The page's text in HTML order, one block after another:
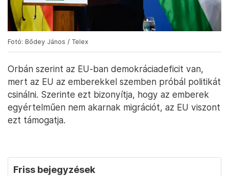
Fotó: Bődey János / Telex
Orbán szerint az EU-ban demokráciadeficit van,
mert az EU az emberekkel szemben próbál politikát
csinálni. Szerinte ezt bizonyítja, hogy az emberek
egyértelműen nem akarnak migrációt, az EU viszont
ezt támogatja.
Friss bejegyzések